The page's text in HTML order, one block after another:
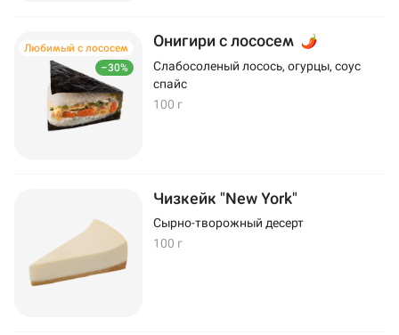
–30%
Любимый с лососем Онигири с лососем
Слабосоленый лосось, огурцы, соус
спайс
100 г
Чизкейк "New York"
Сырно-творожный десерт
100 г